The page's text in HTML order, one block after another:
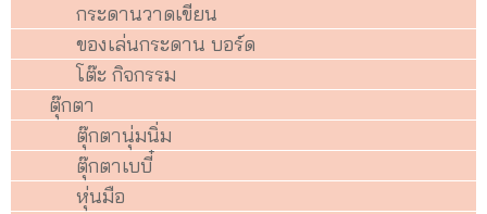
กระดานวาดเขียน
ของเล่นกระดาน บอร์ด
โต๊ะ กิจกรรม
ตุ๊กตา
ตุ๊กตานุ่มนิ่ม
ตุ๊กตาเบบี๋
หุ่นมือ